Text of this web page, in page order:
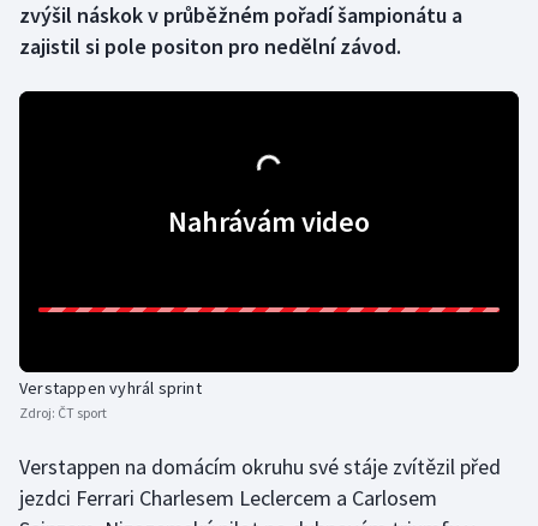
Curling
Házená
Judo
zvýšil náskok v průběžném pořadí šampionátu a
zajistil si pole positon pro nedělní závod.
Nahrávám video
Verstappen vyhrál sprint
Zdroj: ČT sport
Verstappen na domácím okruhu své stáje zvítězil před
jezdci Ferrari Charlesem Leclercem a Carlosem